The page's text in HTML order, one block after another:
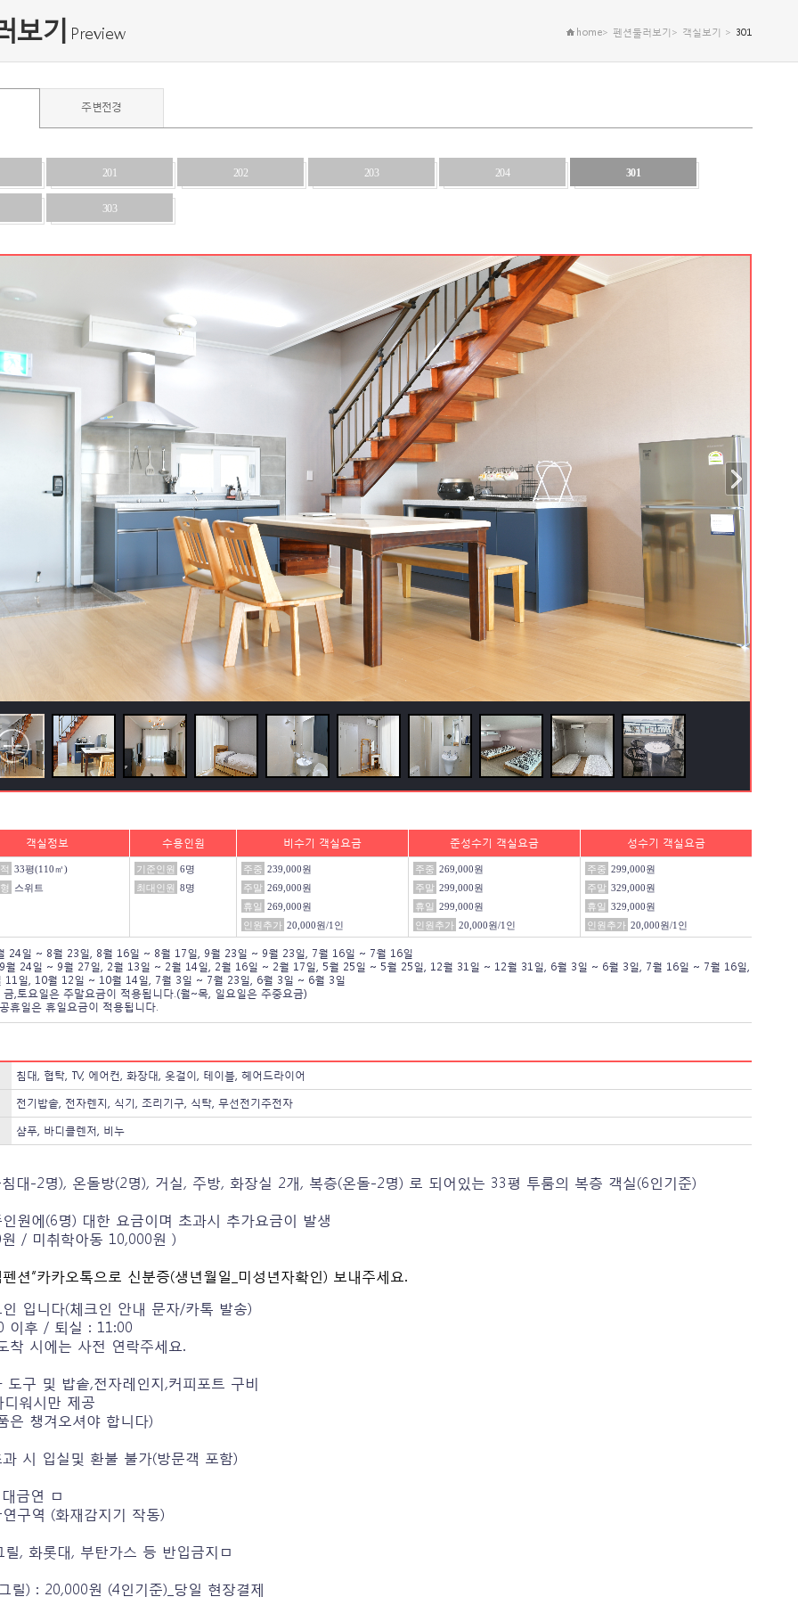
보기 Preview
주변전경
home> 펜션둘러보기> 객실보기 > 301
201 202 203 204 301
303
객실정보 수용인원 비수기 객실요금 준성수기 객실요금 성수기 객실요금
33평(110㎡)
스위트
기준인원 6명
최대인원 8명
주중 239,000원
주말 269,000원
휴일 269,000원
인원추가 20,000원/1인
주중 269,000원
주말 299,000원
휴일 299,000원
인원추가 20,000원/1인
주중 299,000원
주말 329,000원
휴일 329,000원
인원추가 20,000원/1인
24일 ~ 8월 23일, 8월 16일 ~ 8월 17일, 9월 23일 ~ 9월 23일, 7월 16일 ~ 7월 16일
9월 24일 ~ 9월 27일, 2월 13일 ~ 2월 14일, 2월 16일 ~ 2월 17일, 5월 25일 ~ 5월 25일, 12월 31일 ~ 12월 31일, 6월 3일 ~ 6월 3일, 7월 16일 ~ 7월 16일,
11일, 10월 12일 ~ 10월 14일, 7월 3일 ~ 7월 23일, 6월 3일 ~ 6월 3일
금,토요일은 주말요금이 적용됩니다.(월~목, 일요일은 주중요금)
휴일은 휴일요금이 적용됩니다.
침대, 협탁, TV, 에어컨, 화장대, 옷걸이, 테이블, 헤어드라이어
전기밥솥, 전자렌지, 식기, 조리기구, 식탁, 무선전기주전자
샴푸, 바디클렌저, 비누
대-2명), 온돌방(2명), 거실, 주방, 화장실 2개, 복층(온돌-2명) 로 되어있는 33평 투룸의 복층 객실(6인기준)
원에(6명) 대한 요금이며 초과시 추가요금이 발생
/ 미취학아동 10,000원 )
션”카카오톡으로 신분증(생년월일_미성년자확인) 보내주세요.
입니다(체크인 안내 문자/카톡 발송)
이후 / 퇴실 : 11:00
착 시에는 사전 연락주세요.
구 및 밥솥,전자레인지,커피포트 구비
워시만 제공
은 챙겨오셔야 합니다)
시 입실및 환불 불가(방문객 포함)
금연 ㅁ
구역 (화재감지기 작동)
, 화롯대, 부탄가스 등 반입금지ㅁ
릴) : 20,000원 (4인기준)_당일 현장결제